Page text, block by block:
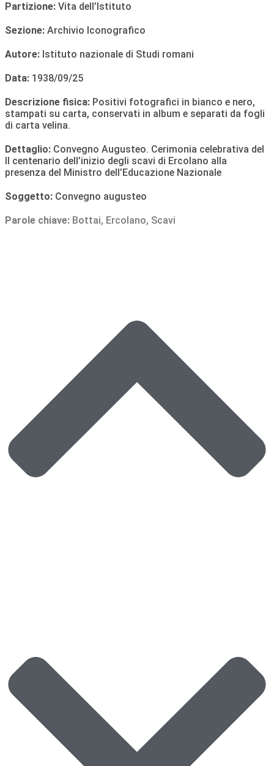
Partizione: Vita dell’Istituto
Sezione: Archivio Iconografico
Autore: Istituto nazionale di Studi romani
Data: 1938/09/25
Descrizione fisica: Positivi fotografici in bianco e nero,
stampati su carta, conservati in album e separati da fogli
di carta velina.
Dettaglio: Convegno Augusteo. Cerimonia celebrativa del
II centenario dell’inizio degli scavi di Ercolano alla
presenza del Ministro dell’Educazione Nazionale
Soggetto: Convegno augusteo
Parole chiave: Bottai, Ercolano, Scavi